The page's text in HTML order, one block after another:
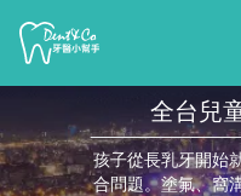
全台兒
孩子從長乳牙開始
合問題。塗氟、窩